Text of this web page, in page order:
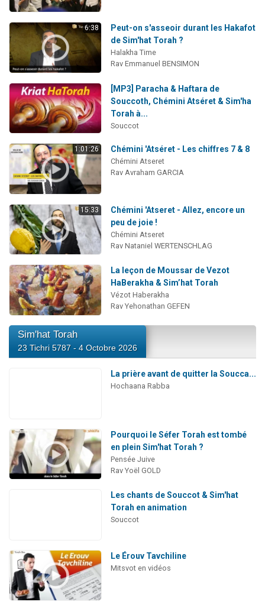
6:38
Peut-on s'asseoir durant les Hakafot
de Sim'hat Torah ?
Halakha Time
Rav Emmanuel BENSIMON
[MP3] Paracha & Haftara de
Souccoth, Chémini Atséret & Sim'ha
Torah à...
Souccot
1:01:26 Chémini 'Atséret - Les chiffres 7 & 8
Chémini Atseret
Rav Avraham GARCIA
15:33
Chémini 'Atseret - Allez, encore un
peu de joie !
Chémini Atseret
Rav Nataniel WERTENSCHLAG
La leçon de Moussar de Vezot
HaBerakha & Sim’hat Torah
Vézot Haberakha
Rav Yehonathan GEFEN
Sim'hat Torah
23 Tichri 5787 - 4 Octobre 2026
La prière avant de quitter la Soucca...
Hochaana Rabba
Pourquoi le Séfer Torah est tombé
en plein Sim'hat Torah ?
Pensée Juive
Rav Yoël GOLD
Les chants de Souccot & Sim'hat
Torah en animation
Souccot
Le Érouv Tavchiline
Mitsvot en vidéos